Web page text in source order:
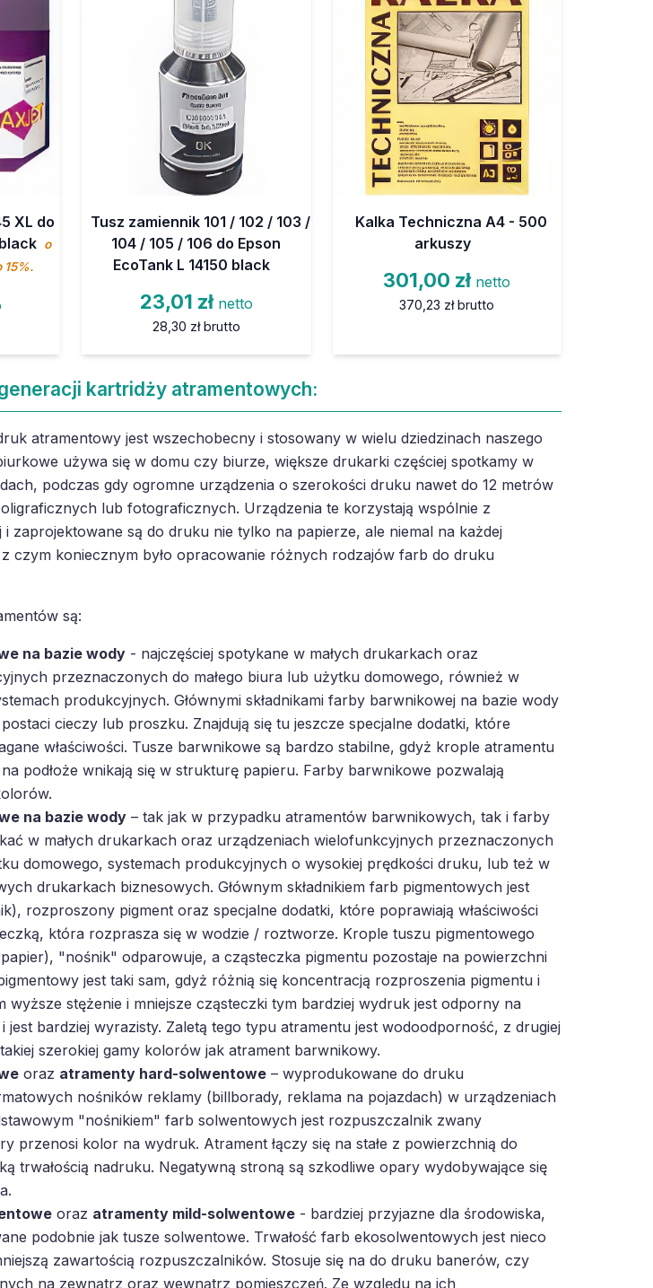
XL do
o
15%.
Tusz zamiennik 101 / 102 / 103 /
104 / 105 / 106 do Epson
EcoTank L 14150 black
23,01 zł netto
28,30 zł brutto
Kalka Techniczna A4 - 500
arkuszy
301,00 zł netto
370,23 zł brutto
kartridży atramentowych:
atramentowy jest wszechobecny i stosowany w wielu dziedzinach naszego
używa się w domu czy biurze, większe drukarki częściej spotkamy w
podczas gdy ogromne urządzenia o szerokości druku nawet do 12 metrów
lub fotograficznych. Urządzenia te korzystają wspólnie z
zaprojektowane są do druku nie tylko na papierze, ale niemal na każdej
czym koniecznym było opracowanie różnych rodzajów farb do druku
są:
na bazie wody- najczęściej spotykane w małych drukarkach oraz
przeznaczonych do małego biura lub użytku domowego, również w
produkcyjnych. Głównymi składnikami farby barwnikowej na bazie wody
cieczy lub proszku. Znajdują się tu jeszcze specjalne dodatki, które
właściwości. Tusze barwnikowe są bardzo stabilne, gdyż krople atramentu
podłoże wnikają się w strukturę papieru. Farby barwnikowe pozwalają
na bazie wody– tak jak w przypadku atramentów barwnikowych, tak i farby
w małych drukarkach oraz urządzeniach wielofunkcyjnych przeznaczonych
domowego, systemach produkcyjnych o wysokiej prędkości druku, lub też w
drukarkach biznesowych. Głównym składnikiem farb pigmentowych jest
rozproszony pigment oraz specjalne dodatki, które poprawiają właściwości
która rozprasza się w wodzie / roztworze. Krople tuszu pigmentowego
"nośnik" odparowuje, a cząsteczka pigmentu pozostaje na powierzchni
jest taki sam, gdyż różnią się koncentracją rozproszenia pigmentu i
wyższe stężenie i mniejsze cząsteczki tym bardziej wydruk jest odporny na
jest bardziej wyrazisty. Zaletą tego typu atramentu jest wodoodporność, z drugiej
szerokiej gamy kolorów jak atrament barwnikowy.
oraz atramenty hard-solwentowe– wyprodukowane do druku
nośników reklamy (billborady, reklama na pojazdach) w urządzeniach
"nośnikiem" farb solwentowych jest rozpuszczalnik zwany
przenosi kolor na wydruk. Atrament łączy się na stałe z powierzchnią do
trwałością nadruku. Negatywną stroną są szkodliwe opary wydobywające się
oraz atramenty mild-solwentowe- bardziej przyjazne dla środowiska,
podobnie jak tusze solwentowe. Trwałość farb ekosolwentowych jest nieco
zawartością rozpuszczalników. Stosuje się na do druku banerów, czy
na zewnątrz oraz wewnątrz pomieszczeń. Ze względu na ich